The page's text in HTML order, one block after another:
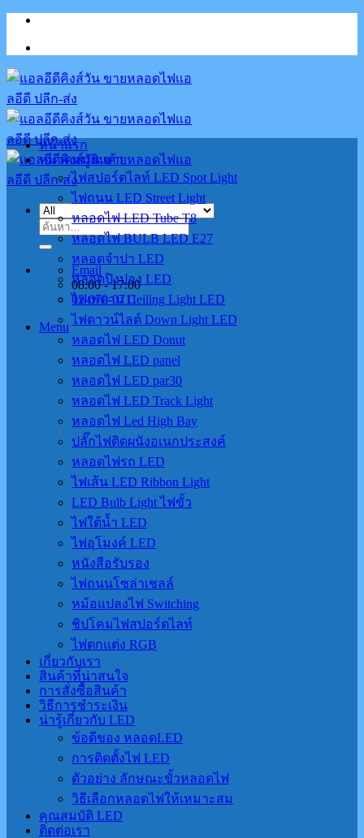
Skip
content
ค้นหา:
Email
08:00 - 17:00
02-070-0711
Menu
หน้าแรก
หมวดหมู่สินค้า
ไฟสปอร์ตไลท์ LED Spot Light
ไฟถนน LED Street Light
หลอดไฟ LED Tube T8
หลอดไฟ BULB LED E27
หลอดจำปา LED
หลอดปิงปอง LED
ไฟเพดาน Ceiling Light LED
ไฟดาวน์ไลต์ Down Light LED
หลอดไฟ LED Donut
หลอดไฟ LED panel
หลอดไฟ LED par30
หลอดไฟ LED Track Light
หลอดไฟ Led High Bay
ปลั๊กไฟติดผนังอเนกประสงค์
หลอดไฟรถ LED
ไฟเส้น LED Ribbon Light
LED Bulb Light ไฟขั้ว
ไฟใต้น้ำ LED
ไฟอุโมงค์ LED
หนังสือรับรอง
ไฟถนนโซล่าเชลล์
หม้อแปลงไฟ Switching
ชิปโคมไฟสปอร์ตไลท์
ไฟตกแต่ง RGB
เกี่ยวกับเรา
สินค้าที่น่าสนใจ
การสั่งซื้อสินค้า
วิธีการชำระเงิน
น่ารู้เกี่ยวกับ LED
ข้อดีของ หลอดLED
การติดตั้งไฟ LED
ตัวอย่าง ลักษณะขั้วหลอดไฟ
วิธีเลือกหลอดไฟให้เหมาะสม
คุณสมบัติ LED
ติดต่อเรา